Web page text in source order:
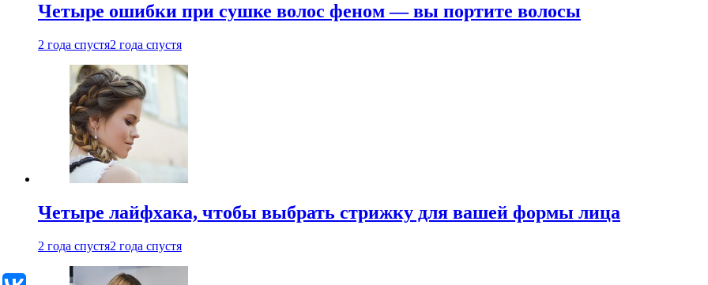
Четыре ошибки при сушке волос феном — вы портите волосы
2 года спустя2 года спустя
Четыре лайфхака, чтобы выбрать стрижку для вашей формы лица
2 года спустя2 года спустя